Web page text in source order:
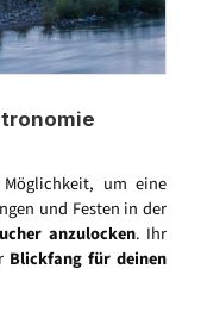
um eine
und Festen in der
anzulocken. Ihr
Blickfang für deinen